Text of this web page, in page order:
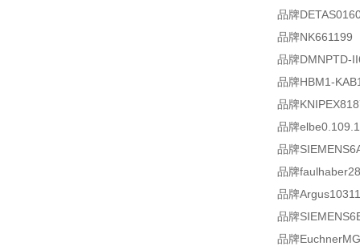
品牌
品牌NK661199
品牌DMNPTD-
品牌HBM1-
品牌
品牌
品牌
品牌
品牌
品牌
品牌